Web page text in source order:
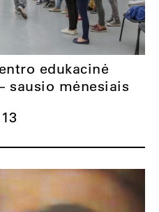
edukacinė
sausio mėnesiais